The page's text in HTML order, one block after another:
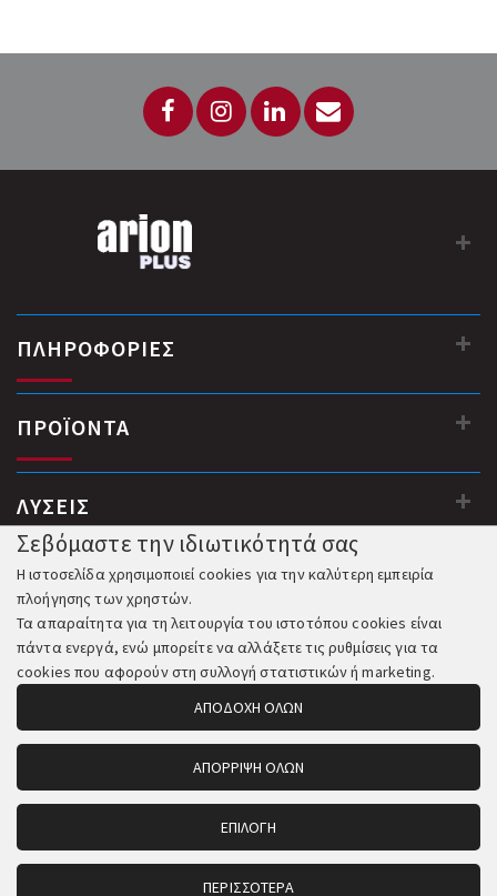
ΠΛΗΡΟΦΟΡΙΕΣ
ΠΡΟΪΟΝΤΑ
ΛΥΣΕΙΣ
© 2018-2026 All Rights Reserved. Κατασκευή και Φιλοξενία:
Komvos.gr
Σεβόμαστε την ιδιωτικότητά σας
Η ιστοσελίδα χρησιμοποιεί cookies για την καλύτερη εμπειρία
πλοήγησης των χρηστών.
Τα απαραίτητα για τη λειτουργία του ιστοτόπου cookies είναι
πάντα ενεργά, ενώ μπορείτε να αλλάξετε τις ρυθμίσεις για τα
cookies που αφορούν στη συλλογή στατιστικών ή marketing.
ΑΠΟΔΟΧΗ ΟΛΩΝ
ΑΠΟΡΡΙΨΗ ΟΛΩΝ
ΕΠΙΛΟΓΗ
ΠΕΡΙΣΣΟΤΕΡΑ